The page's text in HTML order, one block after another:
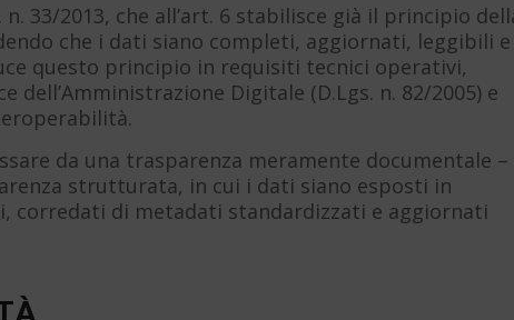
33/2013, che all’art. 6 stabilisce già il principio
che i dati siano completi, aggiornati, leggibili e
questo principio in requisiti tecnici operativi,
dell’Amministrazione Digitale (D.Lgs. n. 82/2005) e
da una trasparenza meramente documentale
strutturata, in cui i dati siano esposti in
corredati di metadati standardizzati e aggiornati